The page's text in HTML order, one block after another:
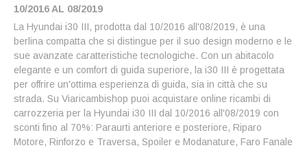
10/2016 AL 08/2019
La Hyundai i30 III, prodotta dal 10/2016 all'08/2019, è una
berlina compatta che si distingue per il suo design moderno e le
sue avanzate caratteristiche tecnologiche. Con un abitacolo
elegante e un comfort di guida superiore, la i30 III è progettata
per offrire un'ottima esperienza di guida, sia in città che su
strada. Su Viaricambishop puoi acquistare online ricambi di
carrozzeria per la Hyundai i30 III dal 10/2016 all'08/2019 con
sconti fino al 70%: Paraurti anteriore e posteriore, Riparo
Motore, Rinforzo e Traversa, Spoiler e Modanature, Faro Fanale